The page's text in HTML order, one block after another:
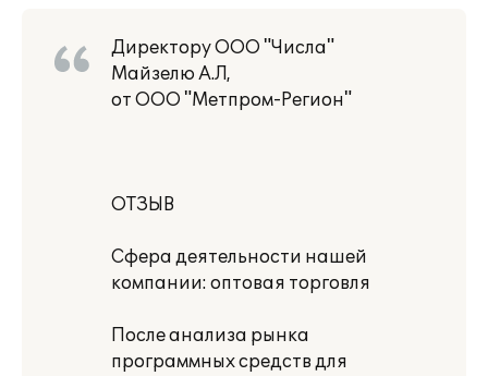
Директору ООО "Числа"
Майзелю А.Л,
от ООО "Метпром-Регион"
ОТЗЫВ
Сфера деятельности нашей
компании: оптовая торговля
После анализа рынка
программных средств для